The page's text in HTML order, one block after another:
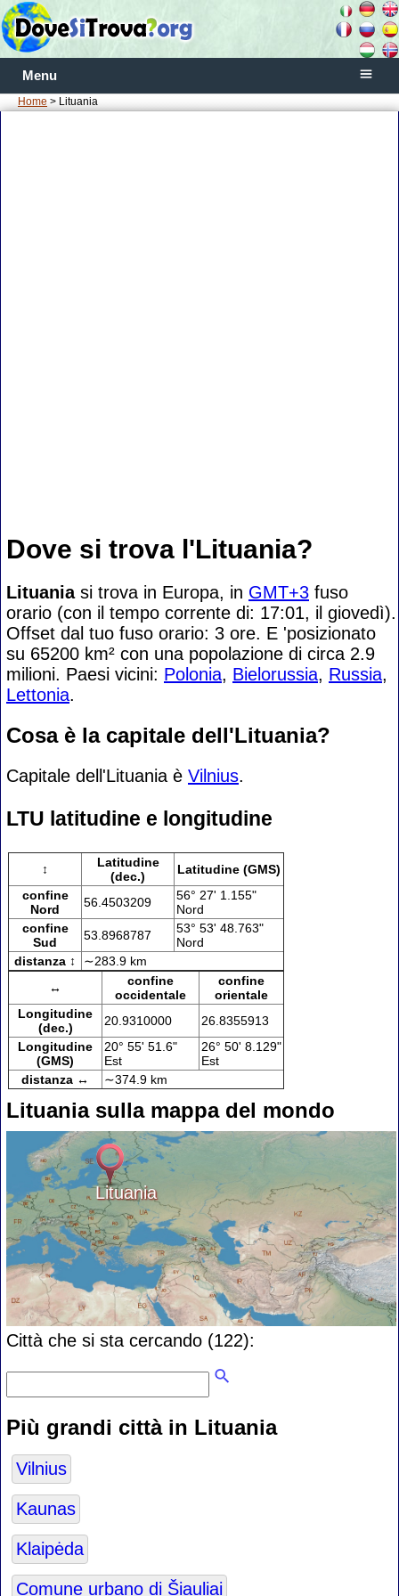
Menu
Home > Lituania
Dove si trova l'Lituania?
Lituaniasi trova in Europa, in GMT+3 fuso
orario (con il tempo corrente di: 17:01, il giovedì).
Offset dal tuo fuso orario: 3 ore. E 'posizionato
su 65200 km² con una popolazione di circa 2.9
milioni. Paesi vicini: Polonia, Bielorussia, Russia,
Lettonia.
Cosa è la capitale dell'Lituania?
Capitale dell'Lituania è Vilnius.
LTU latitudine e longitudine
↕
Latitudine
(dec.)
Latitudine (GMS)
confine
Nord
56.4503209
56° 27' 1.155"
Nord
confine
Sud
53.8968787
53° 53' 48.763"
Nord
distanza ↕
∼283.9 km
↔
confine
occidentale
confine
orientale
Longitudine
(dec.)
20.9310000
26.8355913
Longitudine
(GMS)
20° 55' 51.6"
Est
26° 50' 8.129"
Est
distanza ↔
∼374.9 km
Lituania sulla mappa del mondo
Lituania
Città che si sta cercando (122):
Più grandi città in Lituania
Vilnius
Kaunas
Klaipėda
Comune urbano di Šiauliai